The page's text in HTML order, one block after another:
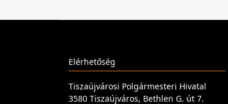
Elérhetőség
Tiszaújvárosi Polgármesteri Hivatal
3580 Tiszaújváros, Bethlen G. út 7.